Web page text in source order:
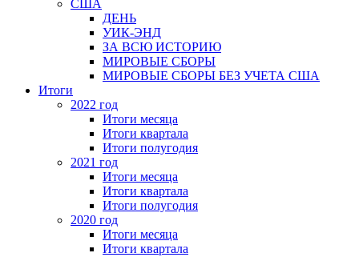
США
ДЕНЬ
УИК-ЭНД
ЗА ВСЮ ИСТОРИЮ
МИРОВЫЕ СБОРЫ
МИРОВЫЕ СБОРЫ БЕЗ УЧЕТА США
Итоги
2022 год
Итоги месяца
Итоги квартала
Итоги полугодия
2021 год
Итоги месяца
Итоги квартала
Итоги полугодия
2020 год
Итоги месяца
Итоги квартала